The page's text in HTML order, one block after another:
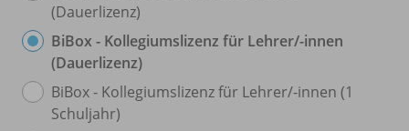
(Dauerlizenz)
BiBox - Kollegiumslizenz für Lehrer/-innen
(Dauerlizenz)
BiBox - Kollegiumslizenz für Lehrer/-innen (1
Schuljahr)